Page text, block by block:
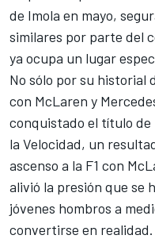
de Imola en mayo,
similares por parte del
ya ocupa un lugar
No sólo por su historial
con McLaren y
conquistado el título de
la Velocidad, un
ascenso a la F1 con
alivió la presión que se
jóvenes hombros a
convertirse en realidad.